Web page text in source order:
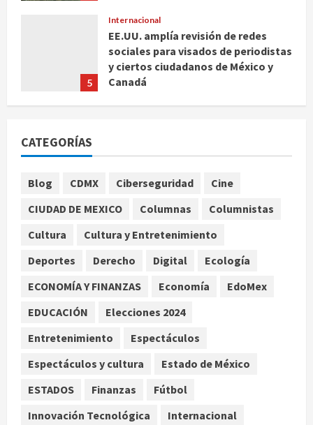
5
Internacional
EE.UU. amplía revisión de redes
sociales para visados de periodistas
y ciertos ciudadanos de México y
Canadá
Lotería Nacional emite billete por
centenario de la Asociación de
agosto 7, 2026
Desplome de la IA arrastra a fondos
estrella de Wall Street
Estudio en Science vincula el
consumo de fruta ancestral con la
CATEGORÍAS
Blog CDMX Ciberseguridad
Cine
CIUDAD DE MEXICO
Columnas
Columnistas
Cultura
Cultura y Entretenimiento
Deportes
Derecho Digital
Ecología
ECONOMÍA Y FINANZAS
Economía
EdoMex
EDUCACIÓN
Elecciones 2024
Entretenimiento
Espectáculos
Espectáculos y cultura
Estado de México
ESTADOS
Finanzas
Fútbol
Innovación Tecnológica
Internacional